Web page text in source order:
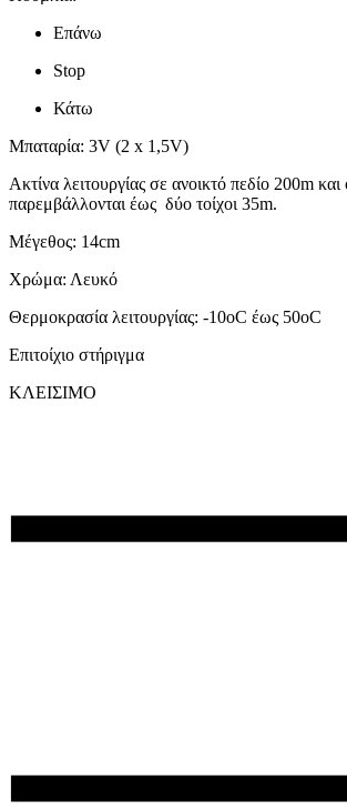
Επάνω
Stop
Κάτω
Μπαταρία: 3V (2 x 1,5V)
Ακτίνα λειτουργίας σε ανοικτό πεδίο 200m και
παρεμβάλλονται έως δύο τοίχοι 35m.
Μέγεθος: 14cm
Χρώμα: Λευκό
Θερμοκρασία λειτουργίας: -10oC έως 50oC
Επιτοίχιο στήριγμα
ΚΛΕΙΣΙΜΟ